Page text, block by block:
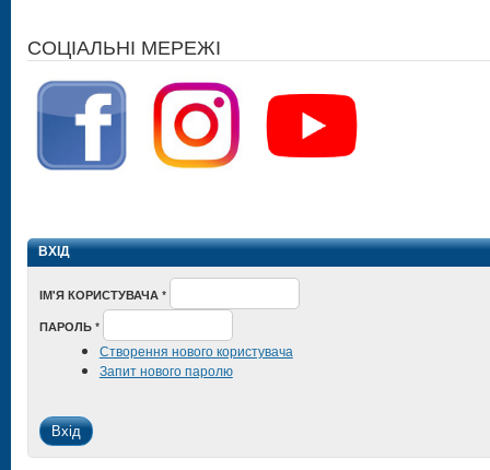
СОЦІАЛЬНІ МЕРЕЖІ
ВХІД
ІМ'Я КОРИСТУВАЧА *
ПАРОЛЬ *
Створення нового користувача
Запит нового паролю